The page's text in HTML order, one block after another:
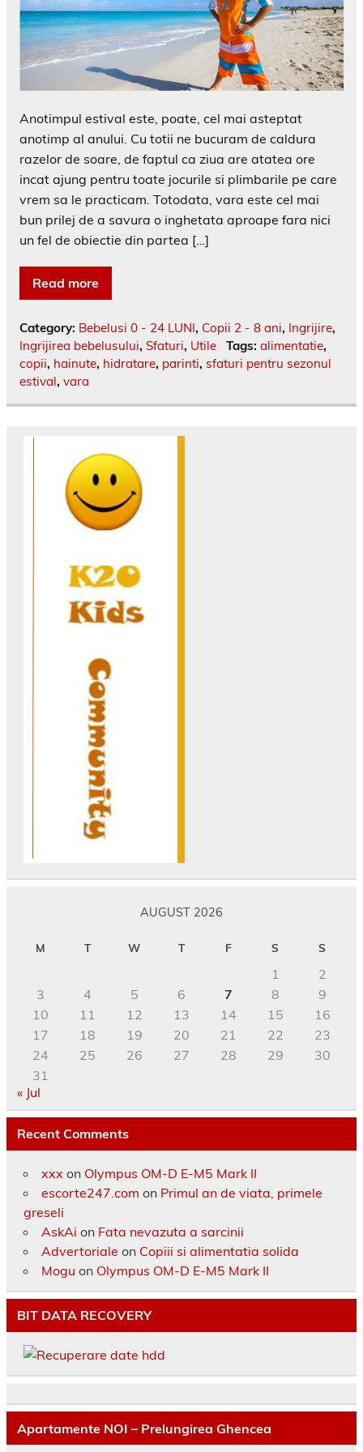
Anotimpul estival este, poate, cel mai asteptat
anotimp al anului. Cu totii ne bucuram de caldura
razelor de soare, de faptul ca ziua are atatea ore
incat ajung pentru toate jocurile si plimbarile pe care
vrem sa le practicam. Totodata, vara este cel mai
bun prilej de a savura o inghetata aproape fara nici
un fel de obiectie din partea […]
Read more
Category: Bebelusi 0 - 24 LUNI, Copii 2 - 8 ani, Ingrijire,
Ingrijirea bebelusului, Sfaturi, Utile Tags: alimentatie,
copii, hainute, hidratare, parinti, sfaturi pentru sezonul
estival, vara
AUGUST 2026
M T W T F S S
1
2
3
4 5 6 7 8
9
10
11 12 13 14 15
16
17
18 19 20 21 22
23
24
25 26 27 28 29
30
31
« Jul
Recent Comments
xxx on Olympus OM-D E-M5 Mark II
escorte247.com on Primul an de viata, primele
greseli
AskAi on Fata nevazuta a sarcinii
Advertoriale on Copiii si alimentatia solida
Mogu on Olympus OM-D E-M5 Mark II
BIT DATA RECOVERY
Apartamente NOI – Prelungirea Ghencea